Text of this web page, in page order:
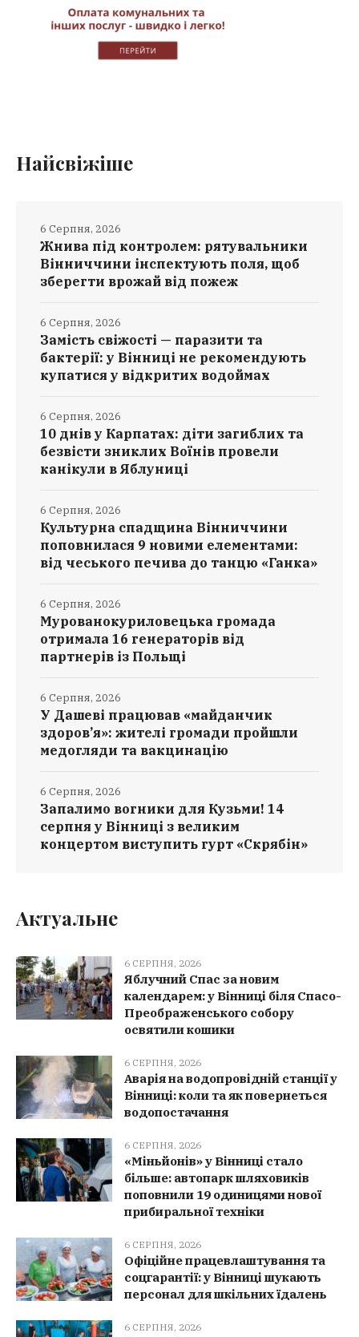
Найсвіжіше
Жнива під контролем: рятувальники
Вінниччини інспектують поля, щоб
зберегти врожай від пожеж
6 Серпня, 2026
Замість свіжості — паразити та
бактерії: у Вінниці не рекомендують
купатися у відкритих водоймах
6 Серпня, 2026
10 днів у Карпатах: діти загиблих та
безвісти зниклих Воїнів провели
канікули в Яблуниці
6 Серпня, 2026
Культурна спадщина Вінниччини
поповнилася 9 новими елементами:
від чеського печива до танцю «Ганка»
6 Серпня, 2026
Мурованокуриловецька громада
отримала 16 генераторів від
партнерів із Польщі
6 Серпня, 2026
У Дашеві працював «майданчик
здоров’я»: жителі громади пройшли
медогляди та вакцинацію
6 Серпня, 2026
Запалимо вогники для Кузьми! 14
серпня у Вінниці з великим
концертом виступить гурт «Скрябін»
6 Серпня, 2026
Актуальне
6 СЕРПНЯ, 2026
Яблучний Спас за новим
календарем: у Вінниці біля Спасо-
Преображенського собору
освятили кошики
6 СЕРПНЯ, 2026
Аварія на водопровідній станції у
Вінниці: коли та як повернеться
водопостачання
6 СЕРПНЯ, 2026
«Міньйонів» у Вінниці стало
більше: автопарк шляховиків
поповнили 19 одиницями нової
прибиральної техніки
6 СЕРПНЯ, 2026
Офіційне працевлаштування та
соцгарантії: у Вінниці шукають
персонал для шкільних їдалень
6 СЕРПНЯ, 2026